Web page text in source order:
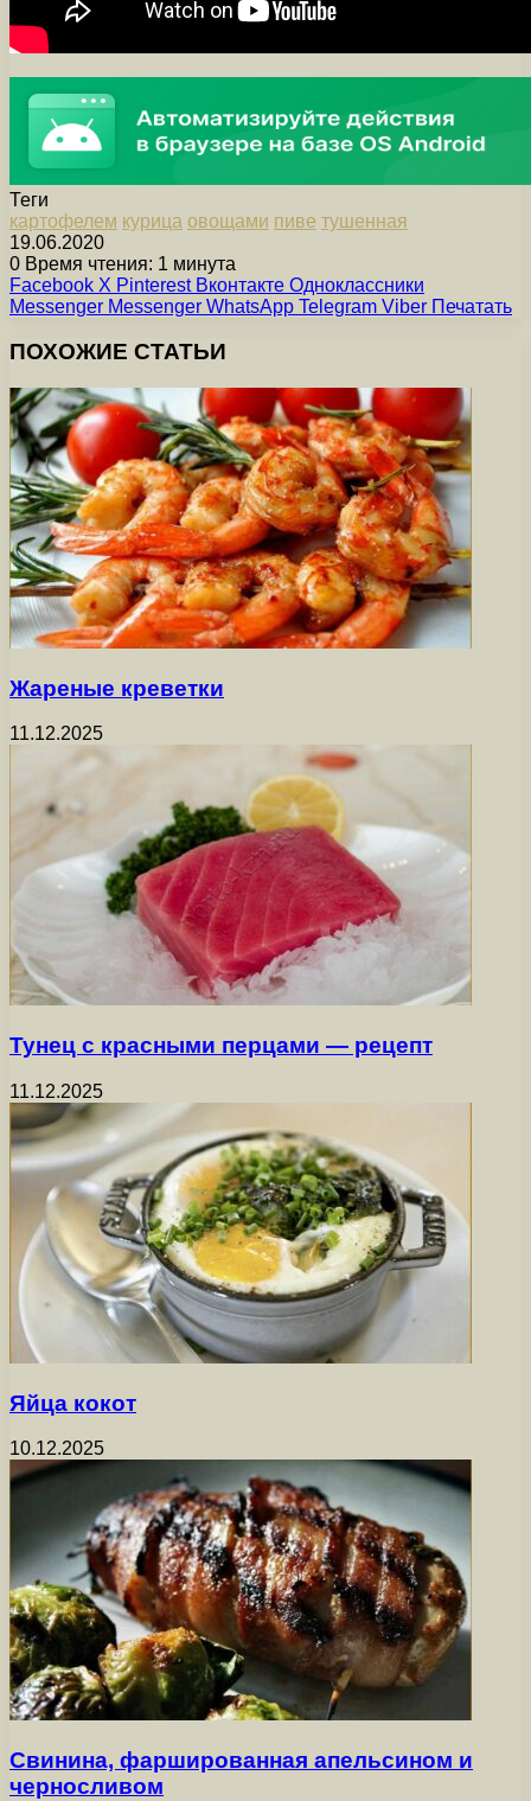
Теги
картофелем курица овощами пиве тушенная
19.06.2020
0 Время чтения: 1 минута
Facebook X Pinterest Вконтакте Одноклассники
Messenger Messenger WhatsApp Telegram Viber Печатать
ПОХОЖИЕ СТАТЬИ
Жареные креветки
11.12.2025
Тунец с красными перцами — рецепт
11.12.2025
Яйца кокот
10.12.2025
Свинина, фаршированная апельсином и
черносливом